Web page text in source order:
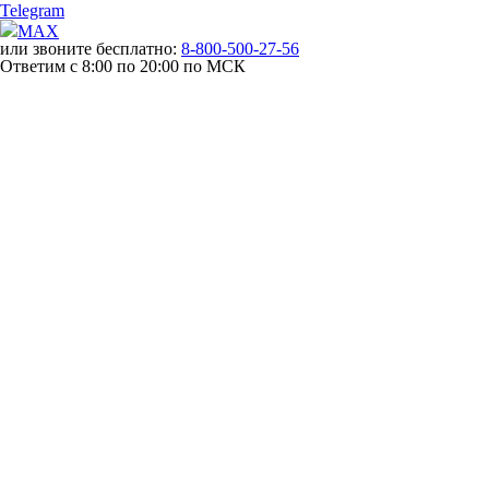
Telegram
MAX
или звоните бесплатно: 8-800-500-27-56
Ответим с 8:00 по 20:00 по МСК